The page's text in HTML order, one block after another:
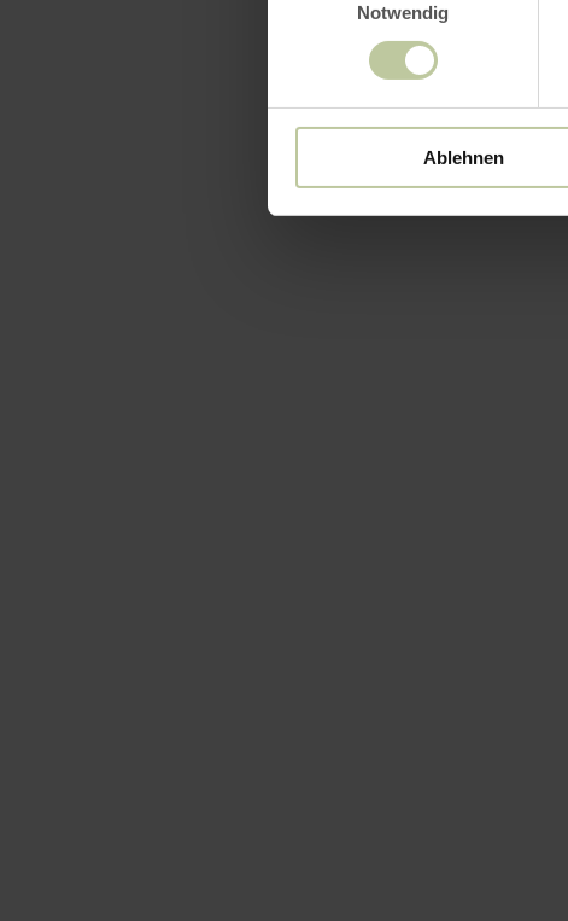
Notwendig
Ablehnen